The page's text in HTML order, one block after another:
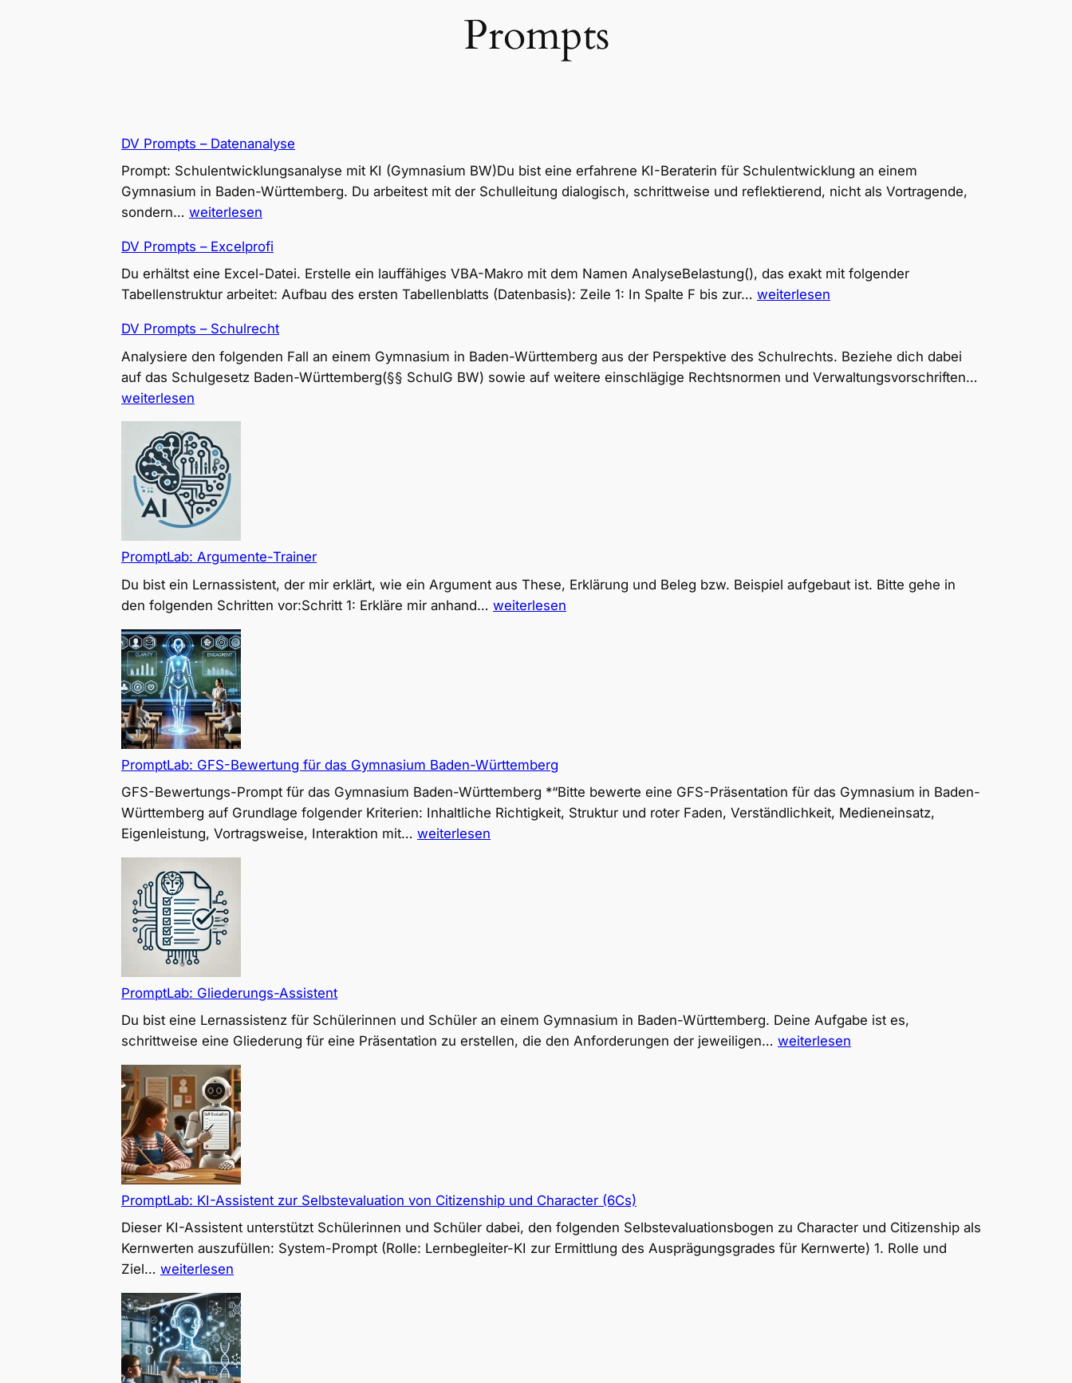
Prompts
DV Prompts – Datenanalyse
Prompt: Schulentwicklungsanalyse mit KI (Gymnasium BW)Du bist eine erfahrene KI-Beraterin für Schulentwicklung an einem
Gymnasium in Baden-Württemberg. Du arbeitest mit der Schulleitung dialogisch, schrittweise und reflektierend, nicht als Vortragende,
sondern… DV
–
Datenanalyse
weiterlesen
DV Prompts – Excelprofi
Du erhältst eine Excel-Datei. Erstelle ein lauffähiges VBA-Makro mit dem Namen AnalyseBelastung(), das exakt mit folgender
Tabellenstruktur arbeitet: Aufbau des ersten Tabellenblatts (Datenbasis): Zeile 1: In Spalte F bis zur… DV
Excelprofi
weiterlesen
DV Prompts – Schulrecht
Analysiere den folgenden Fall an einem Gymnasium in Baden-Württemberg aus der Perspektive des Schulrechts. Beziehe dich dabei
auf das Schulgesetz Baden-Württemberg(§§ SchulG BW) sowie auf weitere einschlägige Rechtsnormen und Verwaltungsvorschriften…
weiterlesen
PromptLab: Argumente-Trainer
Du bist ein Lernassistent, der mir erklärt, wie ein Argument aus These, Erklärung und Beleg bzw. Beispiel aufgebaut ist. Bitte gehe in
den folgenden Schritten vor:Schritt 1: Erkläre mir anhand… PromptLab:
weiterlesen
PromptLab: GFS-Bewertung für das Gymnasium Baden-Württemberg
GFS-Bewertungs-Prompt für das Gymnasium Baden-Württemberg *“Bitte bewerte eine GFS-Präsentation für das Gymnasium in Baden-
Württemberg auf Grundlage folgender Kriterien: Inhaltliche Richtigkeit, Struktur und roter Faden, Verständlichkeit, Medieneinsatz,
Eigenleistung, Vortragsweise, Interaktion mit… PromptLab:
weiterlesen
PromptLab: Gliederungs-Assistent
Du bist eine Lernassistenz für Schülerinnen und Schüler an einem Gymnasium in Baden-Württemberg. Deine Aufgabe ist es,
schrittweise eine Gliederung für eine Präsentation zu erstellen, die den Anforderungen der jeweiligen… PromptLab:
weiterlesen
PromptLab: KI-Assistent zur Selbstevaluation von Citizenship und Character (6Cs)
Dieser KI-Assistent unterstützt Schülerinnen und Schüler dabei, den folgenden Selbstevaluationsbogen zu Character und Citizenship als
Kernwerten auszufüllen: System-Prompt (Rolle: Lernbegleiter-KI zur Ermittlung des Ausprägungsgrades für Kernwerte) 1. Rolle und
Ziel… PromptLab:
KI-
Assistent
zur
Selbstevaluation
von
weiterlesen